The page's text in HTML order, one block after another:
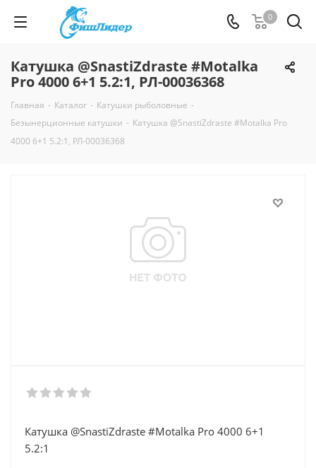
0
Катушка @SnastiZdraste #Motalka
Pro 4000 6+1 5.2:1, РЛ-00036368
Главная - Каталог - Катушки рыболовные -
Безынерционные катушки - Катушка @SnastiZdraste #Motalka Pro
4000 6+1 5.2:1, РЛ-00036368
Катушка @SnastiZdraste #Motalka Pro 4000 6+1
5.2:1